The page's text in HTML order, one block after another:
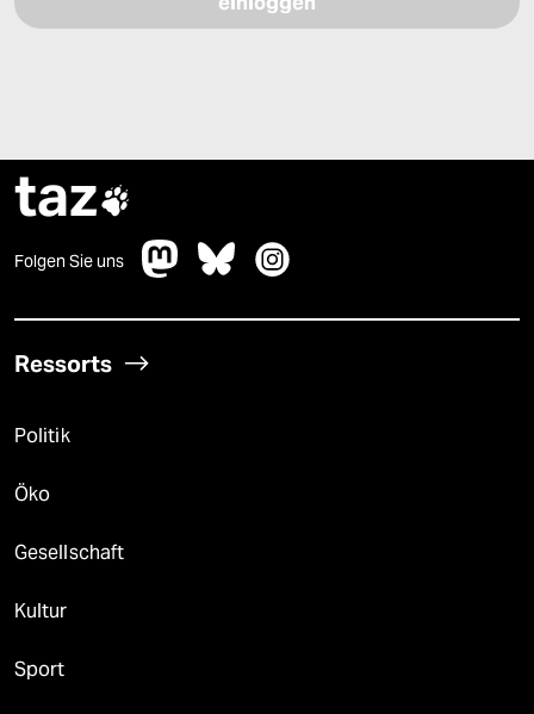
taz
Folgen Sie uns
Ressorts
Politik
Öko
Gesellschaft
Kultur
Sport